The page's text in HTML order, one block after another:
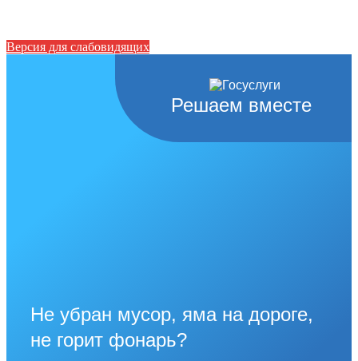
Версия для слабовидящих
Решаем вместе
Не убран мусор, яма на дороге,
не горит фонарь?